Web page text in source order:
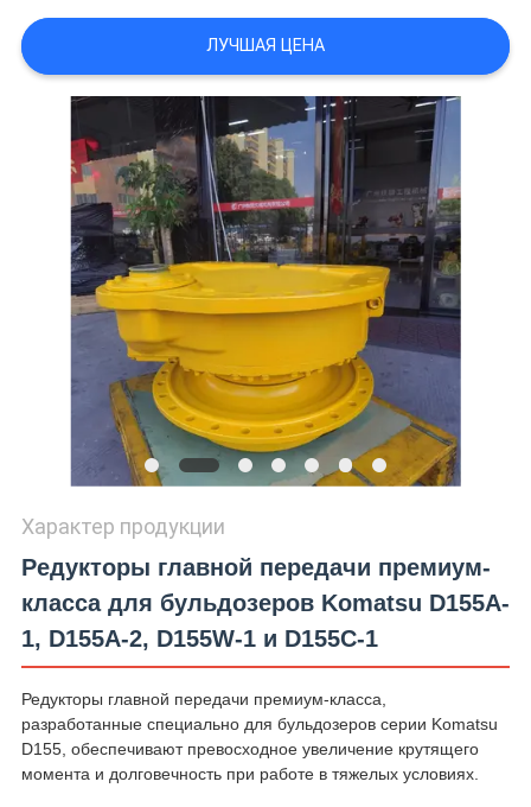
СЛУЧАИ
ОТПРАВИТЬ
ЗАПРОС
SITEMAP
ПОЛИТИКА
УЕДИНЕНИЯ
ЛУЧШАЯ ЦЕНА
Характер продукции
Редукторы главной передачи премиум-
класса для бульдозеров Komatsu D155A-
1, D155A-2, D155W-1 и D155C-1
Редукторы главной передачи премиум-класса,
разработанные специально для бульдозеров серии Komatsu
D155, обеспечивают превосходное увеличение крутящего
момента и долговечность при работе в тяжелых условиях.